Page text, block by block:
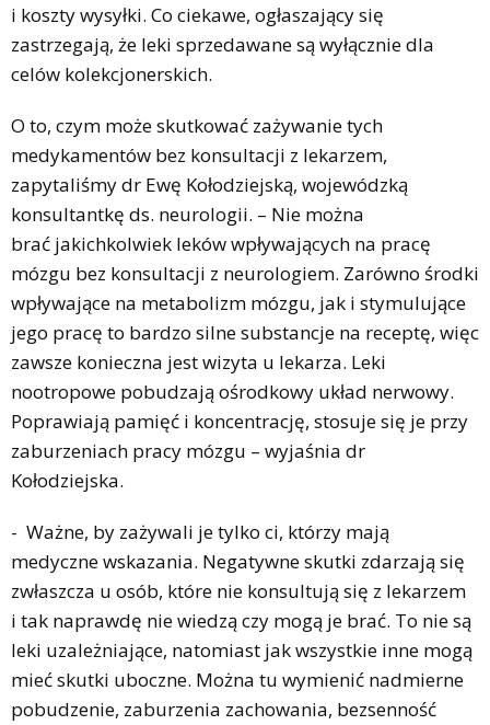
i koszty wysyłki. Co ciekawe, ogłaszający się
zastrzegają, że leki sprzedawane są wyłącznie dla
celów kolekcjonerskich.
O to, czym może skutkować zażywanie tych
medykamentów bez konsultacji z lekarzem,
zapytaliśmy dr Ewę Kołodziejską, wojewódzką
konsultantkę ds. neurologii. – Nie można
brać jakichkolwiek leków wpływających na pracę
mózgu bez konsultacji z neurologiem. Zarówno środki
wpływające na metabolizm mózgu, jak i stymulujące
jego pracę to bardzo silne substancje na receptę, więc
zawsze konieczna jest wizyta u lekarza. Leki
nootropowe pobudzają ośrodkowy układ nerwowy.
Poprawiają pamięć i koncentrację, stosuje się je przy
zaburzeniach pracy mózgu – wyjaśnia dr
Kołodziejska.
- Ważne, by zażywali je tylko ci, którzy mają
medyczne wskazania. Negatywne skutki zdarzają się
zwłaszcza u osób, które nie konsultują się z lekarzem
i tak naprawdę nie wiedzą czy mogą je brać. To nie są
leki uzależniające, natomiast jak wszystkie inne mogą
mieć skutki uboczne. Można tu wymienić nadmierne
pobudzenie, zaburzenia zachowania, bezsenność